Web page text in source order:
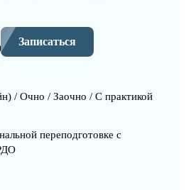
Записаться
/ Очно / Заочно / С практикой
переподготовке с